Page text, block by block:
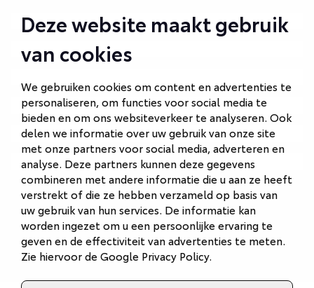
Deze website maakt gebruik
van cookies
We gebruiken cookies om content en advertenties te
personaliseren, om functies voor social media te
bieden en om ons websiteverkeer te analyseren. Ook
delen we informatie over uw gebruik van onze site
met onze partners voor social media, adverteren en
analyse. Deze partners kunnen deze gegevens
combineren met andere informatie die u aan ze heeft
verstrekt of die ze hebben verzameld op basis van
uw gebruik van hun services. De informatie kan
worden ingezet om u een persoonlijke ervaring te
geven en de effectiviteit van advertenties te meten.
Zie hiervoor deGoogle Privacy Policy.
Autobedrijf Amersfoort
Autobedrijf Ede
Autobedrijf Naarden
Autobedrijf Veenendaal
Van Gent Schadeherstel